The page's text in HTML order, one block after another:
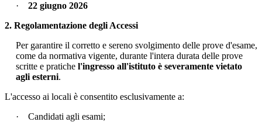
·
22 giugno 2026
2. Regolamentazione degli Accessi
Per garantire il corretto e sereno svolgimento delle prove d'esame,
come da normativa vigente, durante l'intera durata delle prove
scritte e pratiche l'ingresso all'istituto è severamente vietato
agli esterni.
L'accesso ai locali è consentito esclusivamente a:
·
Candidati agli esami;